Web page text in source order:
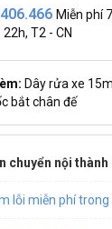
Miễn phí
T2 - CN
Dây rửa xe
bắt chân đế
chuyển nội thành
lỗi miễn phí trong